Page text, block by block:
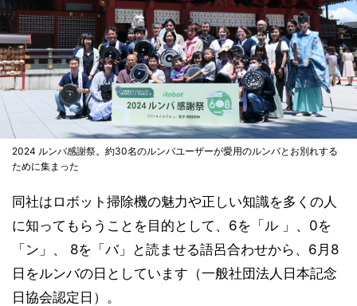
2024 ルンバ感謝祭。約30名のルンバユーザーが愛用のルンバとお別れする
ために集まった
同社はロボット掃除機の魅力や正しい知識を多くの人
に知ってもらうことを目的として、6を「ル 」、0を
「ン」、 8を「バ」と読ませる語呂合わせから、6月8
日をルンバの日としています（一般社団法人日本記念
日協会認定日）。